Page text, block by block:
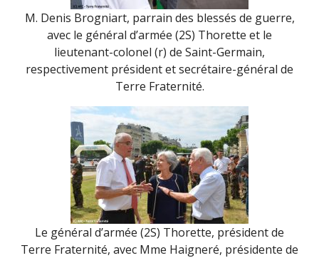
M. Denis Brogniart, parrain des blessés de guerre,
avec le général d’armée (2S) Thorette et le
lieutenant-colonel (r) de Saint-Germain,
respectivement président et secrétaire-général de
Terre Fraternité.
Le général d’armée (2S) Thorette, président de
Terre Fraternité, avec Mme Haigneré, présidente de